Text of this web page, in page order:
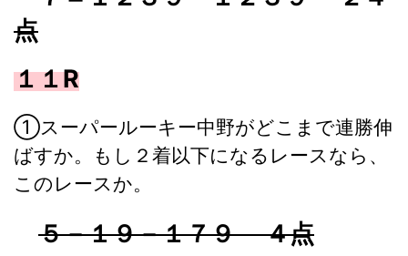
点
１１R
①スーパールーキー中野がどこまで連勝伸
ばすか。もし２着以下になるレースなら、
このレースか。
５－１９－１７９ ４点